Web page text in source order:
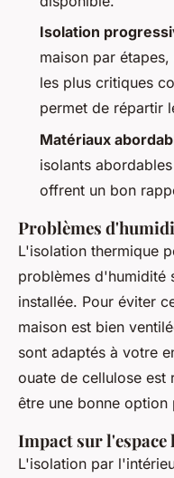
Isolation
maison par
les plus critiques
permet de répartir
Matériaux
isolants
offrent un bon
Problèmes
L'isolation thermique
problèmes d'humidité
installée. Pour éviter
maison est bien
sont adaptés à votre
ouate de cellulose est
être une bonne option
Impact sur l'espace
L'isolation par